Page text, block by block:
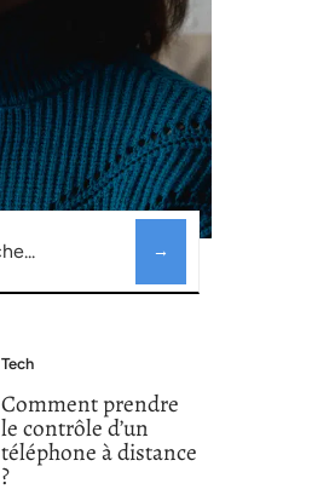
Tech
Comment prendre
le contrôle d’un
téléphone à distance
?